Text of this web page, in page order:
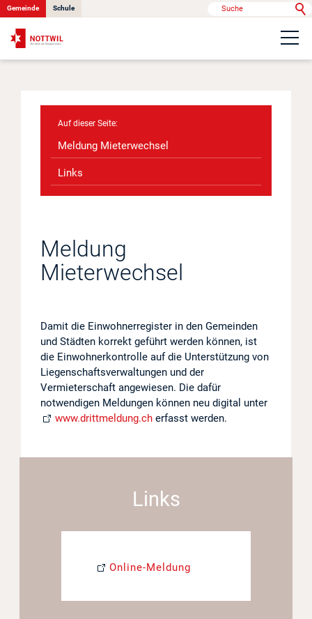
Politik & Verwaltung
Onlinedienste
Gemeinde Schule
News
Log in
Barrierefrei
Meldung
Mieterwechsel
Damit die Einwohnerregister in den Gemeinden
und Städten korrekt geführt werden können, ist
die Einwohnerkontrolle auf die Unterstützung von
Liegenschaftsverwaltungen und der
Vermieterschaft angewiesen. Die dafür
notwendigen Meldungen können neu digital unter
www.drittmeldung.ch erfasst werden.
Meldung Mieterwechsel
Links
Links
Online-Meldung